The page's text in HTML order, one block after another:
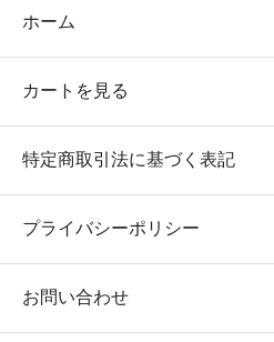
ホーム
カートを見る
特定商取引法に基づく表記
プライバシーポリシー
お問い合わせ